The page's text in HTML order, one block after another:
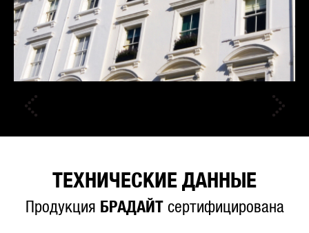
ТЕХНИЧЕСКИЕ ДАННЫЕ
Продукция БРАДАЙТсертифицирована